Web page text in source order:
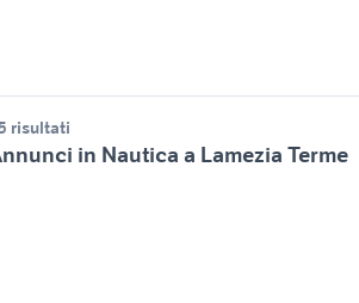
risultati
in Nautica a Lamezia Terme